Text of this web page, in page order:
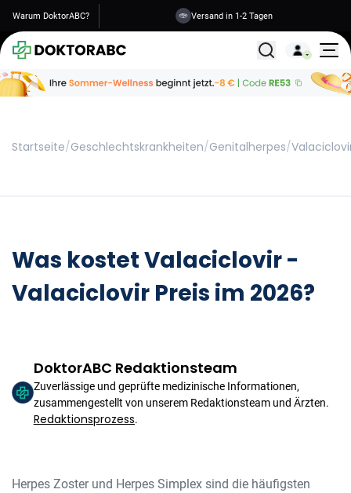
Warum DoktorABC? Versand in 1-2 Tagen
Alle
Startseite/Geschlechtskrankheiten/Genitalherpes/
Was kostet Valaciclovir -
Valaciclovir Preis im 2026?
DoktorABC Redaktionsteam
Zuverlässige und geprüfte medizinische Informationen,
zusammengestellt von unserem Redaktionsteam und Ärzten.
Redaktionsprozess.
Herpes Zoster und Herpes Simplex sind die häufigsten